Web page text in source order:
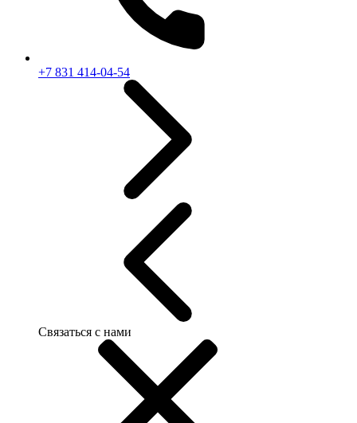
+7 831 414-04-54
Связаться с нами